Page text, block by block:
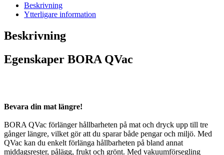
mängd
Beskrivning
Ytterligare information
Beskrivning
Egenskaper BORA QVac
Bevara din mat längre!
BORA QVac förlänger hållbarheten på mat och dryck upp till tre
gånger längre, vilket gör att du sparar både pengar och miljö. Med
QVac kan du enkelt förlänga hållbarheten på bland annat
middagsrester, pålägg, frukt och grönt. Med vakuumförsegling